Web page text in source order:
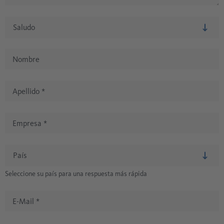
Nombre
Apellido *
Empresa *
Seleccione su país para una respuesta más rápida
E-Mail *